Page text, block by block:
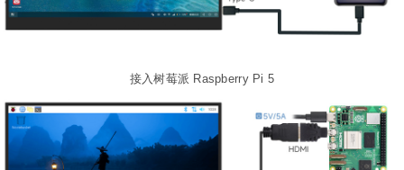
接入树莓派 Raspberry Pi 5